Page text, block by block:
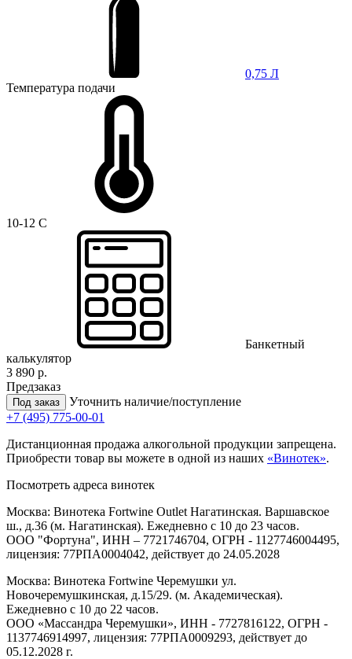
0,75 Л
Температура подачи
10-12 C
Банкетный
калькулятор
3 890 р.
Предзаказ
Под заказ
Уточнить наличие/поступление
+7 (495) 775-00-01
Дистанционная продажа алкогольной продукции запрещена.
Приобрести товар вы можете в одной из наших «Винотек».
Посмотреть адреса винотек
Москва: Винотека Fortwine Outlet Нагатинская. Варшавское
ш., д.36 (м. Нагатинская). Ежедневно с 10 до 23 часов.
ООО "Фортуна", ИНН – 7721746704, ОГРН - 1127746004495,
лицензия: 77РПА0004042, действует до 24.05.2028
Москва: Винотека Fortwine Черемушки ул.
Новочеремушкинская, д.15/29. (м. Академическая).
Ежедневно с 10 до 22 часов.
ООО «Массандра Черемушки», ИНН - 7727816122, ОГРН -
1137746914997, лицензия: 77РПА0009293, действует до
05.12.2028 г.